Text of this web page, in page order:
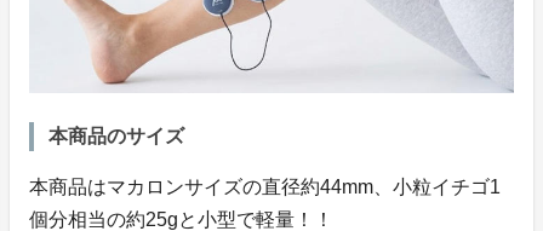
本商品のサイズ
本商品はマカロンサイズの直径約44mm、小粒イチゴ1
個分相当の約25gと小型で軽量！！